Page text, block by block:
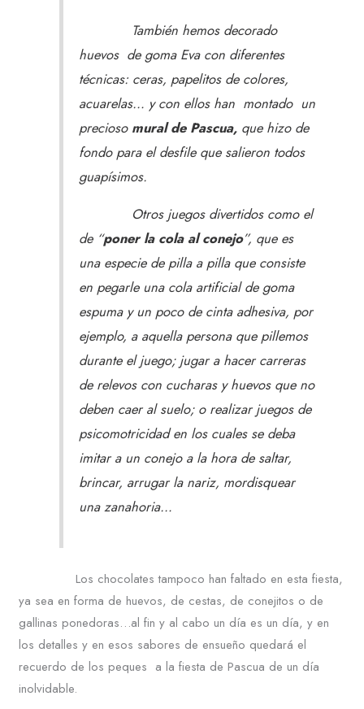
También hemos decorado
huevos de goma Eva con diferentes
técnicas: ceras, papelitos de colores,
acuarelas… y con ellos han montado un
precioso mural de Pascua, que hizo de
fondo para el desfile que salieron todos
guapísimos.
Otros juegos divertidos como el
de “poner la cola al conejo”, que es
una especie de pilla a pilla que consiste
en pegarle una cola artificial de goma
espuma y un poco de cinta adhesiva, por
ejemplo, a aquella persona que pillemos
durante el juego; jugar a hacer carreras
de relevos con cucharas y huevos que no
deben caer al suelo; o realizar juegos de
psicomotricidad en los cuales se deba
imitar a un conejo a la hora de saltar,
brincar, arrugar la nariz, mordisquear
una zanahoria…
Los chocolates tampoco han faltado en esta fiesta,
ya sea en forma de huevos, de cestas, de conejitos o de
gallinas ponedoras…al fin y al cabo un día es un día, y en
los detalles y en esos sabores de ensueño quedará el
recuerdo de los peques a la fiesta de Pascua de un día
inolvidable.